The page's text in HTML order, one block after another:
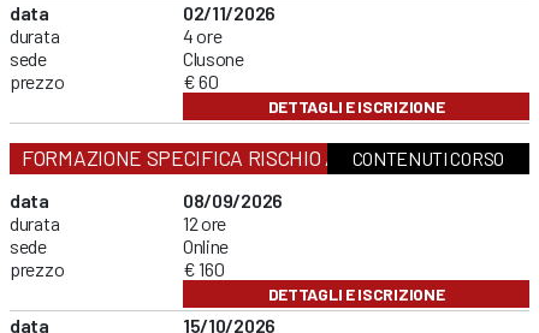
data
durata
sede
prezzo
02/11/2026
4 ore
Clusone
€ 60
DETTAGLI E ISCRIZIONE
FORMAZIONE SPECIFICA RISCHIO ALTOCONTENUTI CORSO
data
durata
sede
prezzo
08/09/2026
12 ore
Online
€ 160
DETTAGLI E ISCRIZIONE
data
15/10/2026